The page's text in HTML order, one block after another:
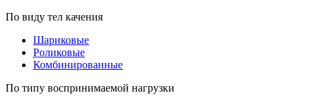
По виду тел качения
Шариковые
Роликовые
Комбинированные
По типу воспринимаемой нагрузки